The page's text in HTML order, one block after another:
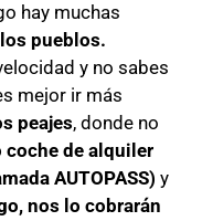
hay muchas
pueblos.
y no sabes
mejor ir más
peajes, donde no
coche de alquiler
AUTOPASS) y
nos lo cobrarán